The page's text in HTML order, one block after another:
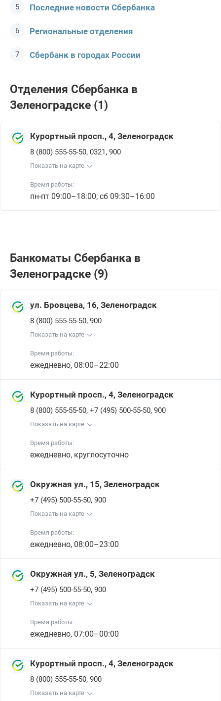
Последние новости Сбербанкa
Региональные отделения
Сбербанк в городах России
Отделения Сбербанкa в
Зеленоградске (1)
Курортный просп., 4, Зеленоградск
8 (800) 555-55-50, 0321, 900
Показать на карте
Время работы:
пн-пт 09:00–18:00; сб 09:30–16:00
Банкоматы Сбербанкa в
Зеленоградске (9)
ул. Бровцева, 16, Зеленоградск
8 (800) 555-55-50, 900
Показать на карте
Время работы:
ежедневно, 08:00–22:00
Курортный просп., 4, Зеленоградск
8 (800) 555-55-50, +7 (495) 500-55-50, 900
Показать на карте
Время работы:
ежедневно, круглосуточно
Окружная ул., 15, Зеленоградск
+7 (495) 500-55-50, 900
Показать на карте
Время работы:
ежедневно, 08:00–23:00
Окружная ул., 5, Зеленоградск
+7 (495) 500-55-50, 900
Показать на карте
Время работы:
ежедневно, 07:00–00:00
Курортный просп., 4, Зеленоградск
8 (800) 555-55-50, 900
Показать на карте